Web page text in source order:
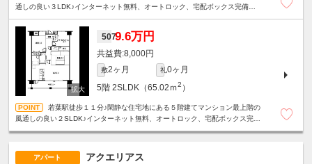
通しの良い３LDK♪インターネット無料、オートロック、宅配ボックス完備で
5079.6万円
8,000円
敷2ヶ月 礼0ヶ月
5階 2SLDK（65.02ｍ2 ）
若葉駅徒歩１１分♪閑静な住宅地にある５階建てマンション最上階の
風通しの良い２SLDK♪インターネット無料、オートロック、宅配ボックス完備
アパート アクエリアス